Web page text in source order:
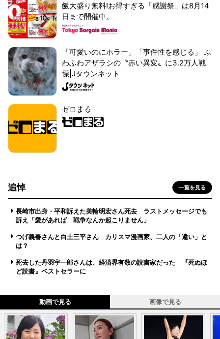
飯大盛り無料!お得すぎる「感謝祭」は8月14
日まで開催中。
「可愛いのにホラー」「事件性を感じる」 ふ
わふわアザラシの〝赤い異変〟に3.2万人戦
慄|Jタウンネット
ゼロまる
追悼 一覧を見る
長崎市出身・平和訴えた美輪明宏さん死去 ラストメッセージでも
訴え「愛があれば 戦争なんか起こりません」
つげ義春さんと白土三平さん カリスマ漫画家、二人の「違い」と
は？
死去した丹羽宇一郎さんは、経済界有数の読書家だった 『死ぬほ
ど読書』ベストセラーに
動画で見る 画像で見る